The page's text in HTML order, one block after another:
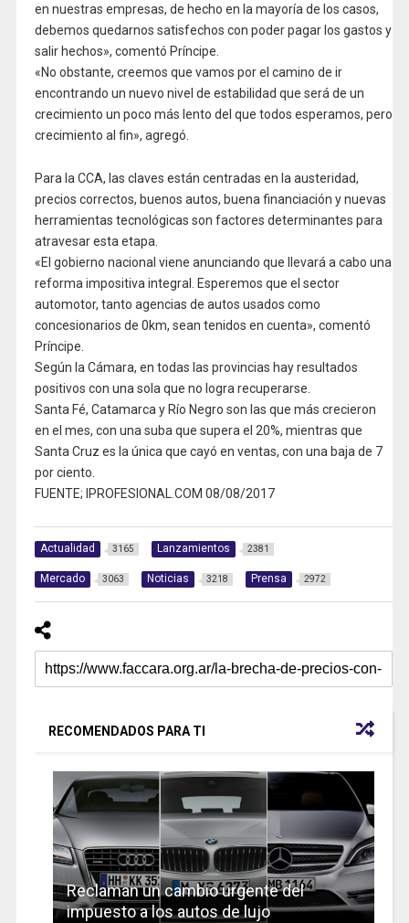
en nuestras empresas, de hecho en la mayoría de los casos,
debemos quedarnos satisfechos con poder pagar los gastos y
salir hechos», comentó Príncipe.
«No obstante, creemos que vamos por el camino de ir
encontrando un nuevo nivel de estabilidad que será de un
crecimiento un poco más lento del que todos esperamos, pero
crecimiento al fin», agregó.
Para la CCA, las claves están centradas en la austeridad,
precios correctos, buenos autos, buena financiación y nuevas
herramientas tecnológicas son factores determinantes para
atravesar esta etapa.
«El gobierno nacional viene anunciando que llevará a cabo una
reforma impositiva integral. Esperemos que el sector
automotor, tanto agencias de autos usados como
concesionarios de 0km, sean tenidos en cuenta», comentó
Príncipe.
Según la Cámara, en todas las provincias hay resultados
positivos con una sola que no logra recuperarse.
Santa Fé, Catamarca y Río Negro son las que más crecieron
en el mes, con una suba que supera el 20%, mientras que
Santa Cruz es la única que cayó en ventas, con una baja de 7
por ciento.
FUENTE; IPROFESIONAL.COM 08/08/2017
Actualidad 3165 Lanzamientos 2381
Mercado 3063 Noticias 3218 Prensa 2972
RECOMENDADOS PARA TI
Reclaman un cambio urgente del
impuesto a los autos de lujo